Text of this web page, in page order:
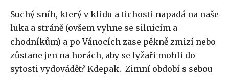
Suchý sníh, který v klidu a tichosti napadá na naše
luka a stráně (ovšem vyhne se silnicím a
chodníkům) a po Vánocích zase pěkně zmizí nebo
zůstane jen na horách, aby se lyžaři mohli do
sytosti vydovádět? Kdepak. Zimní období s sebou